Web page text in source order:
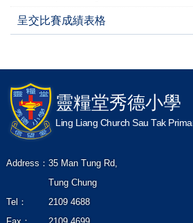
呈交比賽成績表格
靈糧堂秀德小學
Ling Liang Church Sau Tak
Address： 35 Man Tung Rd,
Tung Chung
Tel：
2109 4688
Fax：
2109 4699